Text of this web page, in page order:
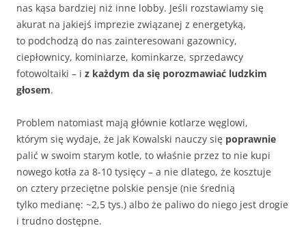
nas kąsa bardziej niż inne lobby. Jeśli rozstawiamy się
akurat na jakiejś imprezie związanej z energetyką,
to podchodzą do nas zainteresowani gazownicy,
ciepłownicy, kominiarze, kominkarze, sprzedawcy
fotowoltaiki – i z każdym da się porozmawiać ludzkim
głosem.
Problem natomiast mają głównie kotlarze węglowi,
którym się wydaje, że jak Kowalski nauczy się poprawnie
palić w swoim starym kotle, to właśnie przez to nie kupi
nowego kotła za 8-10 tysięcy – a nie dlatego, że kosztuje
on cztery przeciętne polskie pensje (nie średnią
tylko medianę: ~2,5 tys.) albo że paliwo do niego jest drogie
i trudno dostępne.